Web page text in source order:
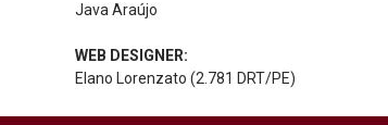
Java Araújo
WEB DESIGNER:
Elano Lorenzato (2.781 DRT/PE)